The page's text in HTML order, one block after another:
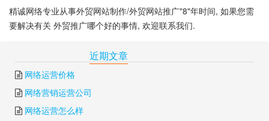
精诚网络专业从事外贸网站制作/外贸网站推广"8"年时间, 如果您需
要解决有关 外贸推广哪个好的事情, 欢迎联系我们.
近期文章
网络运营价格
网络营销运营公司
网络运营怎么样